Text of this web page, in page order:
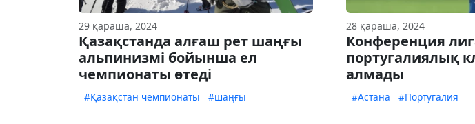
29 қараша, 2024
Қазақстанда алғаш рет шаңғы
альпинизмі бойынша ел
чемпионаты өтеді
#Қазақстан чемпионаты #шаңғы
28 қараша, 2024
Конференция
португалиялық
алмады
#Астана #Португалия